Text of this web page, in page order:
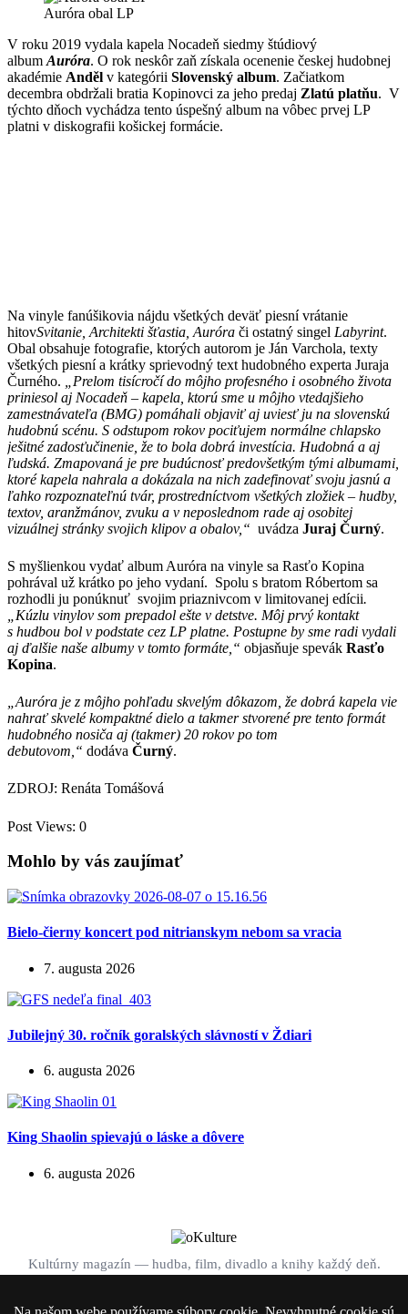
Auróra obal LP
V roku 2019 vydala kapela Nocadeň siedmy štúdiový
album Auróra. O rok neskôr zaň získala ocenenie českej hudobnej
akadémie Anděl v kategórii Slovenský album. Začiatkom
decembra obdržali bratia Kopinovci za jeho predaj Zlatú platňu. V
týchto dňoch vychádza tento úspešný album na vôbec prvej LP
platni v diskografii košickej formácie.
Na vinyle fanúšikovia nájdu všetkých deväť piesní vrátanie
hitovSvitanie, Architekti šťastia, Auróra či ostatný singel Labyrint.
Obal obsahuje fotografie, ktorých autorom je Ján Varchola, texty
všetkých piesní a krátky sprievodný text hudobného experta Juraja
Čurného.
„Prelom tisícročí do môjho profesného i osobného života
priniesol aj Nocadeň – kapela, ktorú sme u môjho vtedajšieho
zamestnávateľa (BMG) pomáhali objaviť aj uviesť ju na slovenskú
hudobnú scénu. S odstupom rokov pociťujem normálne chlapsko
ješitné zadosťučinenie, že to bola dobrá investícia. Hudobná a aj
ľudská. Zmapovaná je pre budúcnosť predovšetkým tými albumami,
ktoré kapela nahrala a dokázala na nich zadefinovať svoju jasnú a
ľahko rozpoznateľnú tvár, prostredníctvom všetkých zložiek – hudby,
textov, aranžmánov, zvuku a v neposlednom rade aj osobitej
vizuálnej stránky svojich klipov a obalov,“ uvádza Juraj Čurný.
S myšlienkou vydať album Auróra na vinyle sa Rasťo Kopina
pohrával už krátko po jeho vydaní. Spolu s bratom Róbertom sa
rozhodli ju ponúknuť svojim priaznivcom v limitovanej edícii.
„Kúzlu vinylov som prepadol ešte v detstve. Môj prvý kontakt
s hudbou bol v podstate cez LP platne. Postupne by sme radi vydali
aj ďalšie naše albumy v tomto formáte,“ objasňuje spevák Rasťo
Kopina.
„Auróra je z môjho pohľadu skvelým dôkazom, že dobrá kapela vie
nahrať skvelé kompaktné dielo a takmer stvorené pre tento formát
hudobného nosiča aj (takmer) 20 rokov po tom
debutovom,“ dodáva Čurný.
ZDROJ: Renáta Tomášová
Post Views: 0
Mohlo by vás zaujímať
Bielo-čierny koncert pod nitrianskym nebom sa vracia
7. augusta 2026
Jubilejný 30. ročník goralských slávností v Ždiari
6. augusta 2026
King Shaolin spievajú o láske a dôvere
6. augusta 2026
Kultúrny magazín — hudba, film, divadlo a knihy každý deň.